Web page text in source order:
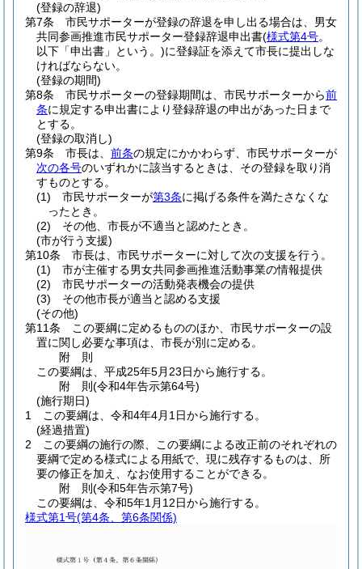
(登録の辞退)
第7条
市民サポーターが登録の辞退を申し出る場合は、男女
共同参画推進市民サポーター登録辞退申出書(様式第4号。
以下「申出書」という。)に登録証を添えて市長に提出しな
ければならない。
(登録の期間)
第8条
市民サポーターの登録期間は、市民サポーターから前
条に規定する申出書により登録辞退の申出があった日まで
とする。
(登録の取消し)
第9条
市長は、 前条の規定にかかわらず、市民サポーターが
次の各号のいずれかに該当するときは、その登録を取り消
すものとする。
(1)
市民サポーターが第3条に掲げる条件を満たさなくな
ったとき。
(2)
その他、市長が不適当と認めたとき。
(市が行う支援)
第10条
市長は、市民サポーターに対して次の支援を行う。
(1)
市が主催する男女共同参画推進活動事業の情報提供
(2)
市民サポーターの活動発表機会の提供
(3)
その他市長が適当と認める支援
(その他)
第11条
この要綱に定めるもののほか、市民サポーターの設
置に関し必要な事項は、市長が別に定める。
附 則
この要綱は、平成25年5月23日から施行する。
附 則(令和4年告示第64号)
(施行期日)
1
この要綱は、令和4年4月1日から施行する。
(経過措置)
2
この要綱の施行の際、この要綱による改正前のそれぞれの
要綱で定める様式による用紙で、現に残存するものは、所
要の修正を加え、なお使用することができる。
附 則(令和5年告示第7号)
この要綱は、令和5年1月12日から施行する。
様式第1号(第4条、第6条関係)